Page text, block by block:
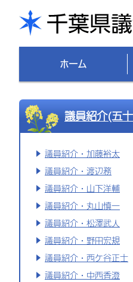
ホーム
議員紹介(五
議員紹介・加藤裕太
議員紹介・渡辺務
議員紹介・山下洋輔
議員紹介・丸山慎一
議員紹介・松澤武人
議員紹介・野田宏規
議員紹介・西ケ谷正士
議員紹介・中西香澄